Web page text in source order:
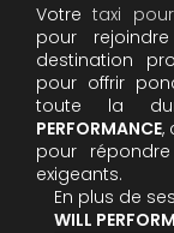
Votretaxi
pour
destination
pour offrir
toute la
PERFORMANCE,
pour
exigeants.
En plus de
WILL